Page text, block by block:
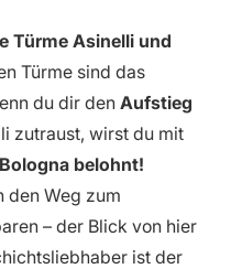
Türme Asinelli und
Türme sind das
du dir den Aufstieg
zutraust, wirst du mit
belohnt!
den Weg zum
– der Blick von hier
ist der